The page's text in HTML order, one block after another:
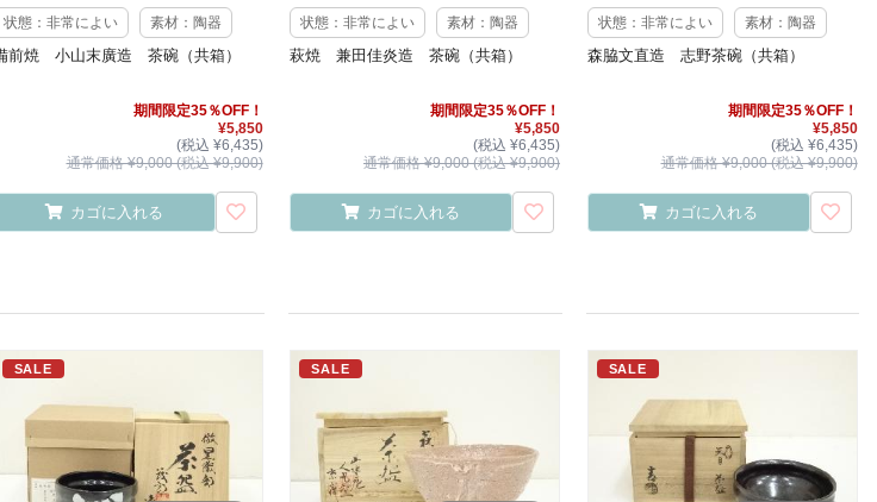
状態：非常によい 素材：陶器
前焼 小山末廣造 茶碗（共箱）
期間限定35％OFF！
¥5,850
(税込 ¥6,435)
通常価格 ¥9,000 (税込 ¥9,900)
カゴに入れる
状態：非常によい 素材：陶器
萩焼 兼田佳炎造 茶碗（共箱）
期間限定35％OFF！
¥5,850
(税込 ¥6,435)
通常価格 ¥9,000 (税込 ¥9,900)
カゴに入れる
状態：非常によい 素材：陶器
森脇文直造 志野茶碗（共箱）
期間限定35％OFF！
¥5,850
(税込 ¥6,435)
通常価格 ¥9,000 (税込 ¥9,900)
カゴに入れる
SALE SALE SALE